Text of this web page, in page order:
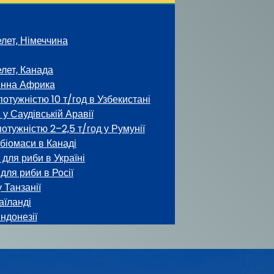
Німеччина
Канада
Африка
10 т/год в Узбекистані
Саудівській Аравії
2–2,5 т/год у Румунії
в Канаді
риби в Україні
риби в Росії